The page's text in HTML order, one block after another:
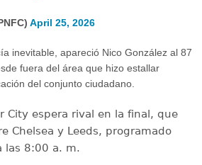
April 25, 2026
inevitable, apareció Nico González al 87
fuera del área que hizo estallar
del conjunto ciudadano.
City espera rival en la final, que
Chelsea y Leeds, programado
las 8:00 a. m.